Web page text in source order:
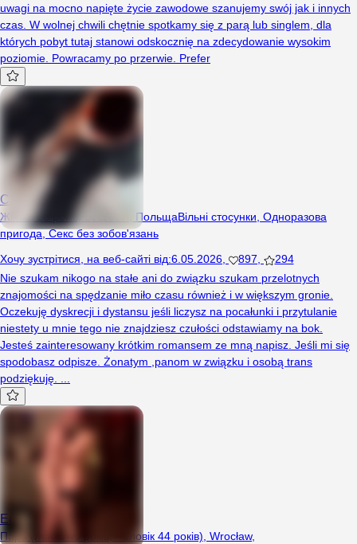
uwagi na mocno napięte życie zawodowe szanujemy swój jak i innych
czas. W wolnej chwili chętnie spotkamy się z parą lub singlem, dla
których pobyt tutaj stanowi odskocznię na zdecydowanie wysokim
poziomie. Powracamy po przerwie. Prefer
Czarnullka
Жінка, 28 років, Szczecin, ПольщаВільні стосунки Одноразова
пригода,Секс без зобов'язань
Хочу зустрітися
на веб-сайті від:6.05.2026 897
294
Nie szukam nikogo na stałe ani do związku szukam przelotnych
znajomości na spędzanie miło czasu również i w większym gronie.
Oczekuję dyskrecji i dystansu jeśli liczysz na pocałunki i przytulanie
niestety u mnie tego nie znajdziesz czułości odstawiamy na bok.
Jesteś zainteresowany krótkim romansem ze mną napisz. Jeśli mi się
spodobasz odpisze. Żonatym ,panom w związku i osobą trans
podziękuję. ...
EcstasyNight
Пара (Жінка 40 років, Чоловік 44 років), Wrocław,